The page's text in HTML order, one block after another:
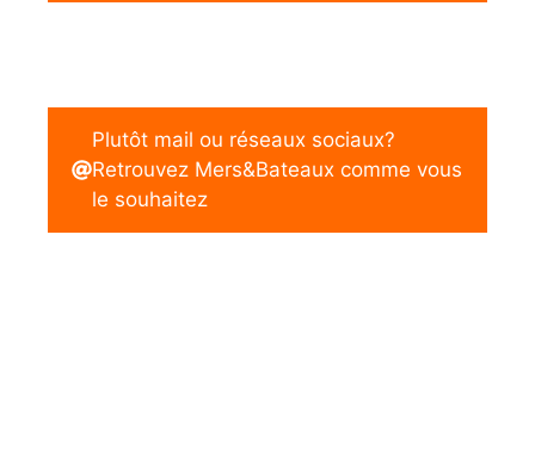
Plutôt mail ou réseaux sociaux?
Retrouvez Mers&Bateaux comme vous
le souhaitez